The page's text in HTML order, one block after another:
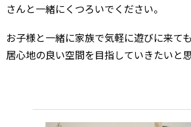
さんと一緒にくつろいでください。
お子様と一緒に家族で気軽に遊びに来て
居心地の良い空間を目指していきたいと